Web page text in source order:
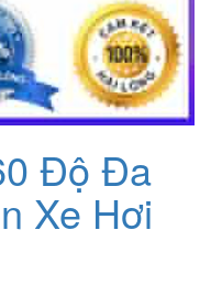
Độ Đa
Xe Hơi